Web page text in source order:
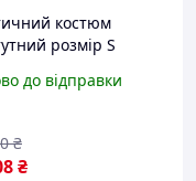
костюм
розмір S
формений одяг
до відправки
₴
₴